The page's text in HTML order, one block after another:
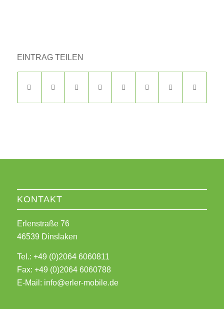
EINTRAG TEILEN
KONTAKT
Erlenstraße 76
46539 Dinslaken
Tel.: +49 (0)2064 6060811
Fax: +49 (0)2064 6060788
E-Mail: info@erler-mobile.de